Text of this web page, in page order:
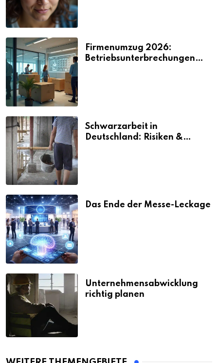
Firmenumzug 2026:
Betriebsunterbrechungen
Schwarzarbeit in
Deutschland: Risiken &
Das Ende der Messe-Leckage
Unternehmensabwicklung
richtig planen